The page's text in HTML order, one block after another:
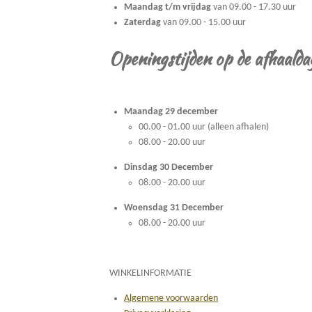
Maandag t/m vrijdag van 09.00 - 17.30 uur
Zaterdag van 09.00 - 15.00 uur
Openingstijden op de
Maandag 29 december
00.00 - 01.00 uur (alleen afhalen)
08.00 - 20.00 uur
Dinsdag 30 December
08.00 - 20.00 uur
Woensdag 31 December
08.00 - 20.00 uur
WINKELINFORMATIE
Algemene voorwaarden